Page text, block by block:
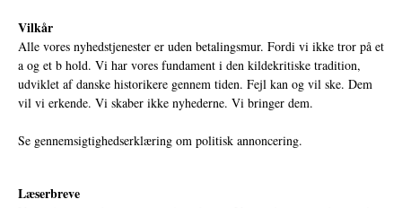
Vilkår
Alle vores nyhedstjenester er uden betalingsmur. Fordi vi ikke tror på et
a og et b hold. Vi har vores fundament i den kildekritiske tradition,
udviklet af danske historikere gennem tiden. Fejl kan og vil ske. Dem
vil vi erkende. Vi skaber ikke nyhederne. Vi bringer dem.
Se gennemsigtighedserklæring om politisk annoncering.
Læserbreve